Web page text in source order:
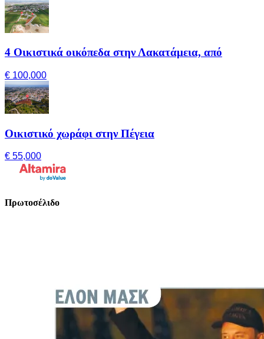
4 Οικιστικά οικόπεδα στην Λακατάμεια, από
€ 100,000
Οικιστικό χωράφι στην Πέγεια
€ 55,000
Πρωτοσέλιδο